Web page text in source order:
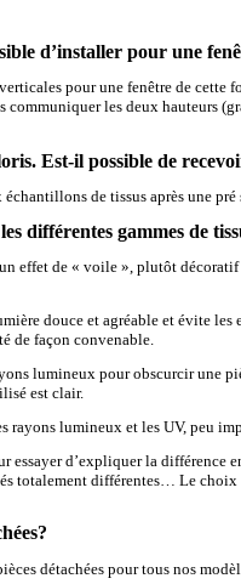
d’installer pour une
pour une fenêtre de cette
communiquer les deux hauteurs
Est-il possible de
de tissus après une
différentes gammes de
effet de « voile », plutôt
douce et agréable et évite les
de façon convenable.
lumineux pour obscurcir une
est clair.
rayons lumineux et les UV, peu
essayer d’expliquer la différence
totalement différentes… Le
détachées pour tous nos